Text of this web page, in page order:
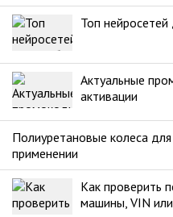
Топ
Актуальные
активации
Полиуретановые колеса
применении
Как проверить
машины, VIN